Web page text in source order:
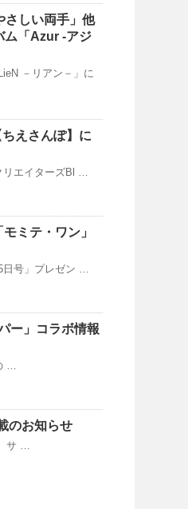
さしい両手」他
ム「Azur -アジ
－リアン－」に
えさんぽ】に
リエイターズBl …
ミテ・ワン」
日号」プレゼン …
ー」コラボ情報
…
のお知らせ
サ …